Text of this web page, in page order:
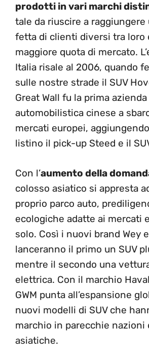
prodotti in vari marchi
tale da riuscire a raggiungere
fetta di clienti diversi tra loro
maggiore quota di mercato.
Italia risale al 2006, quando
sulle nostre strade il SUV
Great Wall fu la prima azienda
automobilistica cinese a
mercati europei,
listino il pick-up Steed e il
Con l’aumento della
colosso asiatico si appresta
proprio parco auto,
ecologiche adatte ai mercati
solo. Così i nuovi brand Wey
lanceranno il primo un SUV
mentre il secondo una
elettrica. Con il marchio
GWM punta all’espansione
nuovi modelli di SUV che
marchio in parecchie nazioni
asiatiche.